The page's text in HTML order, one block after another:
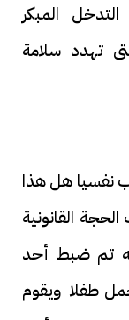
المبكر
تهدد سلامة
نفسيا هل هذا
القانونية
تم ضبط أحد
طفلا ويقوم